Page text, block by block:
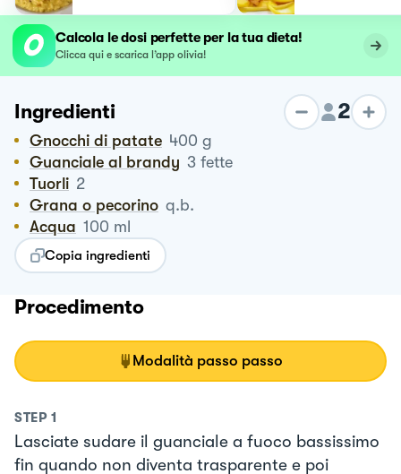
Calcola le dosi perfette per la tua dieta!
Clicca qui e scarica l’app olivia!
Ingredienti 2
Gnocchi di patate 400 g
Guanciale al brandy 3 fette
Tuorli 2
Grana o pecorino q.b.
Acqua 100 ml
Copia ingredienti
Procedimento
Modalità passo passo
STEP 1
Lasciate sudare il guanciale a fuoco bassissimo
fin quando non diventa trasparente e poi